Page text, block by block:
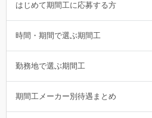
はじめて期間工に応募する方
時間・期間で選ぶ期間工
勤務地で選ぶ期間工
期間工メーカー別待遇まとめ